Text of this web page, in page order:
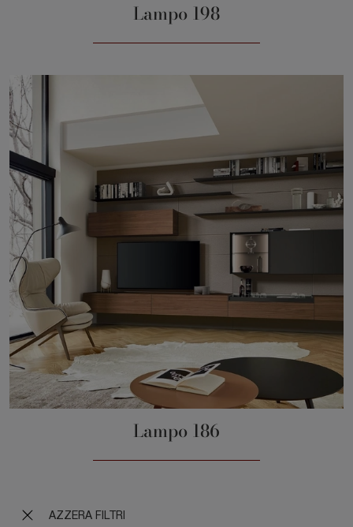
AZZERA FILTRI
Lampo 198
Lampo 186